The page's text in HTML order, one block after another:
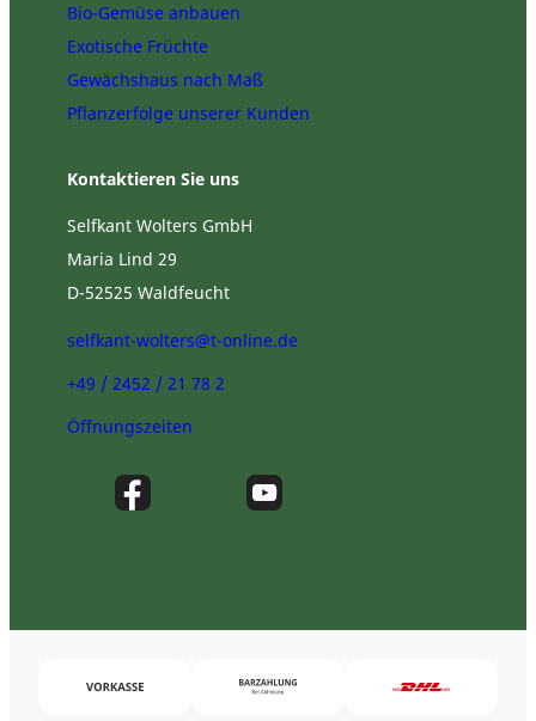
Bio-Gemüse anbauen
Exotische Früchte
Gewächshaus nach Maß
Pflanzerfolge unserer Kunden
Kontaktieren Sie uns
Selfkant Wolters GmbH
Maria Lind 29
D-52525 Waldfeucht
selfkant-wolters@t-online.de
+49 / 2452 / 21 78 2
Öffnungszeiten